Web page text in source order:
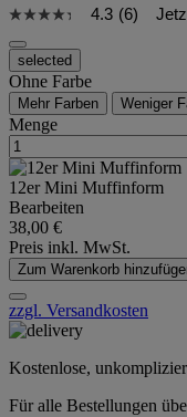
4.3 (6)
selected
Ohne Farbe
Mehr Farben Weniger
Menge
12er Mini Muffinform
Bearbeiten
38,00 €
Preis inkl. MwSt.
Zum Warenkorb
zzgl. Versandkosten
Kostenlose,
Für alle Bestellungen